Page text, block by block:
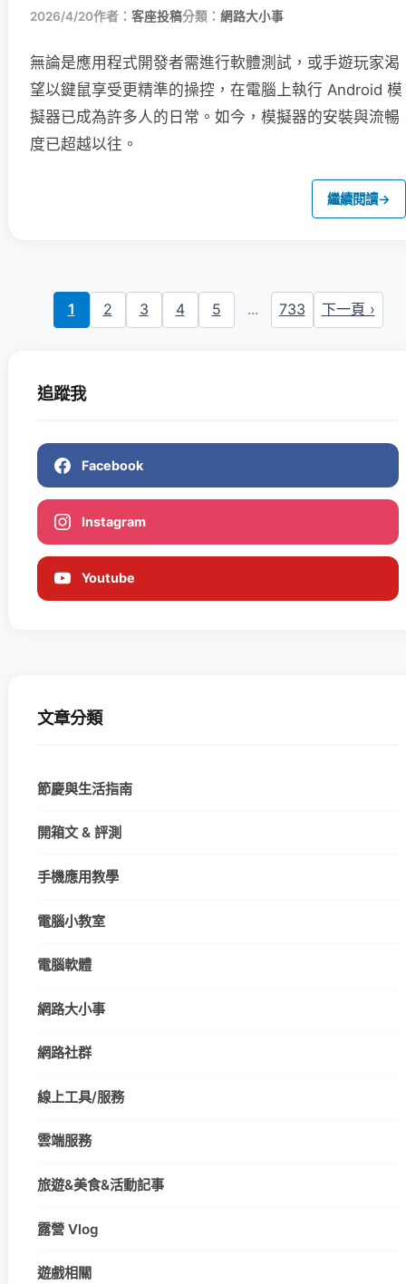
2026/4/20作者： 客座投稿分類： 網路大小事
無論是應用程式開發者需進行軟體測試，或手遊玩家渴
望以鍵鼠享受更精準的操控，在電腦上執行 Android 模
擬器已成為許多人的日常。如今，模擬器的安裝與流暢
度已超越以往。
繼續閱讀→
1 2 3 4 5 ... 733 下一頁 ›
追蹤我
Facebook
Instagram
Youtube
文章分類
節慶與生活指南
開箱文 & 評測
手機應用教學
電腦小教室
電腦軟體
網路大小事
網路社群
線上工具/服務
雲端服務
旅遊&美食&活動記事
露營 Vlog
遊戲相關